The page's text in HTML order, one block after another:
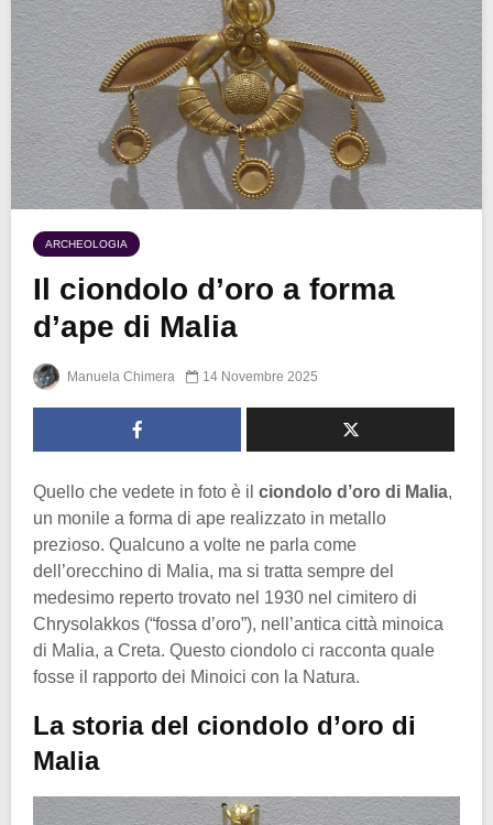
ARCHEOLOGIA
Il ciondolo d’oro a forma
d’ape di Malia
Manuela Chimera 14 Novembre 2025
Quello che vedete in foto è il ciondolo d’oro di Malia,
un monile a forma di ape realizzato in metallo
prezioso. Qualcuno a volte ne parla come
dell’orecchino di Malia, ma si tratta sempre del
medesimo reperto trovato nel 1930 nel cimitero di
Chrysolakkos (“fossa d’oro”), nell’antica città minoica
di Malia, a Creta. Questo ciondolo ci racconta quale
fosse il rapporto dei Minoici con la Natura.
La storia del ciondolo d’oro di
Malia